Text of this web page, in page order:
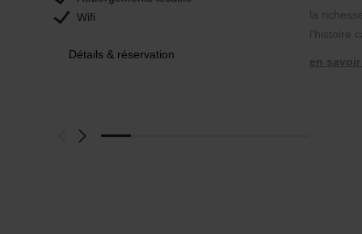
Wifi
Détails & réservation
la
l'histoire
en